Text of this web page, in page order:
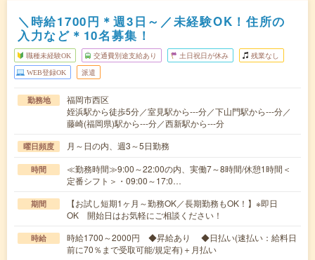
＼時給1700円＊週3日～／未経験OK！住所の
入力など＊10名募集！
職種未経験OK 交通費別途支給あり 土日祝日が休み 残業なし
WEB登録OK 派遣
勤務地
福岡市西区
姪浜駅から徒歩5分／室見駅から---分／下山門駅から---分／
藤崎(福岡県)駅から---分／西新駅から---分
曜日頻度 月～日の内、週3～5日勤務
時間
≪勤務時間≫9:00～22:00の内、実働7～8時間/休憩1時間＜
定番シフト＞・09:00～17:0…
期間
【お試し短期1ヶ月～勤務OK／長期勤務もOK！】※即日
OK 開始日はお気軽にご相談ください！
時給
時給1700～2000円 ◆昇給あり ◆日払い(速払い：給料日
前に70％まで受取可能/規定有)＋月払い